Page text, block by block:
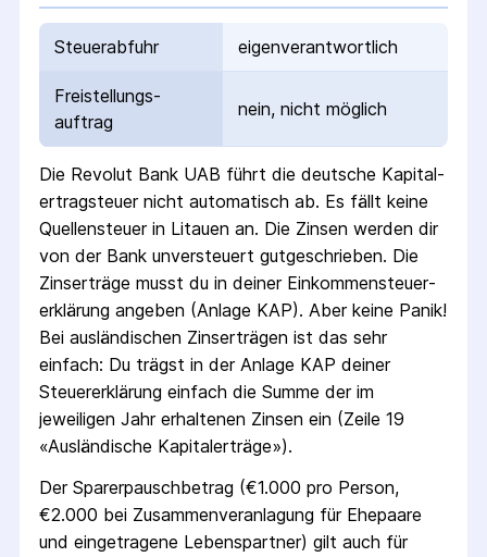
Steuerabfuhr eigenverantwortlich
Freistellungs­
auftrag
nein, nicht möglich
Die Revolut Bank UAB führt die deutsche Kapital­
ertrag­steuer nicht automatisch ab. Es fällt keine
Quellen­steuer in Litauen an. Die Zinsen werden dir
von der Bank unversteuert gutgeschrieben. Die
Zins­erträge musst du in deiner Einkommen­steuer­
erklärung angeben (Anlage KAP). Aber keine Panik!
Bei ausländischen Zins­erträgen ist das sehr
einfach: Du trägst in der Anlage KAP deiner
Steuer­erklärung einfach die Summe der im
jeweiligen Jahr erhaltenen Zinsen ein (Zeile 19
«Ausländische Kapital­erträge»).
Der Sparer­pausch­betrag (€1.000 pro Person,
€2.000 bei Zusammen­veranlagung für Ehepaare
und eingetragene Lebens­partner) gilt auch für